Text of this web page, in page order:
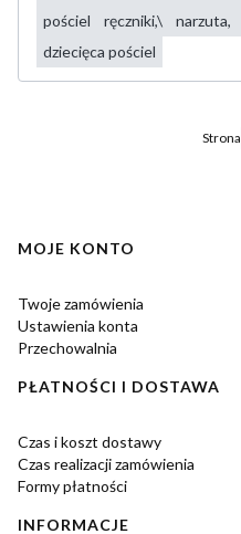
pościel
ręczniki,\ narzuta,
dziecięca pościel
Strona
Linki w stopce
MOJE KONTO
Twoje zamówienia
Ustawienia konta
Przechowalnia
PŁATNOŚCI I DOSTAWA
Czas i koszt dostawy
Czas realizacji zamówienia
Formy płatności
INFORMACJE